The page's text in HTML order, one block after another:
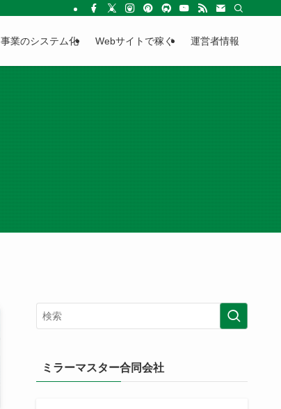
事業のシステム化 Webサイトで稼ぐ 運営者情報
ミラーマスター合同会社